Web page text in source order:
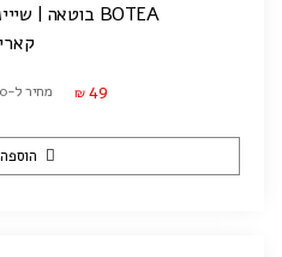
BOTEA בוטאה | שייינינג ג'ל | 500 מ"ל
₪ 49 מחיר ל-100 מ"ל: ₪9.80